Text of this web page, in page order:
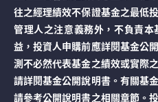
往之經理績效不保證基金之最低
管理人之注意義務外，不負責
益，投資人申購前應詳閱基金公
測不必然代表基金之績效或實際
請詳閱基金公開說明書。有關基
請參考公開說明書之相關章節。